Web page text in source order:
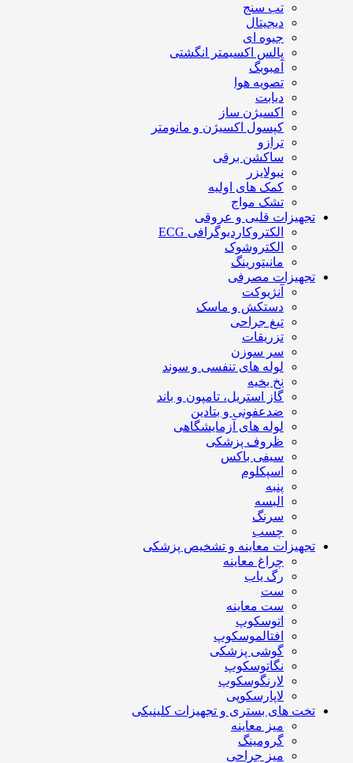
تب سنج
دیجیتال
جیوه ای
پالس اکسیمتر انگشتی
آمبوبگ
تصویه هوا
دیابت
اکسیژن ساز
کپسول اکسیژن و مانومتر
ترازو
ساکشن برقی
نبولایزر
کمک های اولیه
تشک مواج
تجهیزات قلبی و عروقی
الکتروکاردیوگرافی ECG
الکتروشوک
مانیتورینگ
تجهیزات مصرفی
آنژیوکت
دستکش و ماسک
تیغ جراحی
تزریقات
سر سوزن
لوله های تنفسی و سوند
نخ بخیه
گاز استریل، تامپون و باند
ضدعفونی و بتادین
لوله های آزمایشگاهی
ظروف پزشکی
سیفی باکس
اسپکلوم
پنبه
البسه
سرنگ
چسب
تجهیزات معاینه و تشخیص پزشکی
چراغ معاینه
رگ یاب
ست
ست معاینه
اتوسکوپ
افتالموسکوپ
گوشی پزشکی
نگاتوسکوپ
لارنگوسکوپ
لاپارسکوپی
تخت های بستری و تجهیزات کلینیکی
میز معاینه
گرومینگ
میز جراحی